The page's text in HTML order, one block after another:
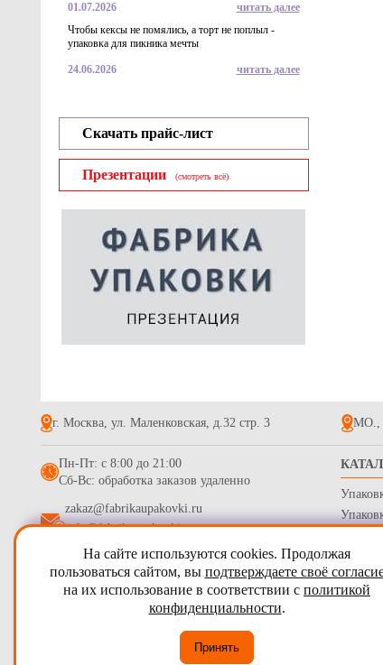
01.07.2026
читать далее
Чтобы кексы не помялись, а торт не поплыл -
упаковка для пикника мечты
24.06.2026 читать далее
Скачать прайс-лист
Презентации (смотреть всё)
г. Москва, ул. Маленковская, д.32 стр. 3 МО.,
Пн-Пт: с 8:00 до 21:00
Сб-Вс: обработка заказов удаленно
zakaz@fabrikaupakovki.ru
info@fabrikaupakovki.ru
2009 - 2026ПТП Фабрика Упаковки
Карта сайта
Согласие на обработку персональных данных
Стрейч
Бумага
На сайте используются cookies. Продолжая
пользоваться сайтом, вы подтверждаете своё
на их использование в соответствии с политикой
конфиденциальности.
Принять